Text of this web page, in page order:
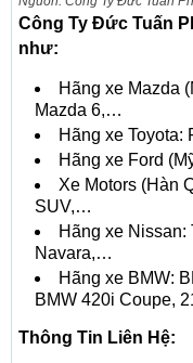
Công Ty Đức Tuấn
như:
Hãng xe Mazda
Mazda 6,…
Hãng xe Toyota:
Hãng xe Ford
Xe Motors (Hàn
SUV,…
Hãng xe Nissan:
Navara,…
Hãng xe BMW:
BMW 420i Coupe,
Thông Tin Liên Hệ: